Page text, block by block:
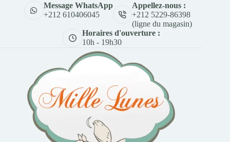
Message WhatsApp
+212 610406045
Appellez-nous :
+212 5229-86398
(ligne du magasin)
Horaires d'ouverture :
10h - 19h30